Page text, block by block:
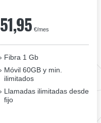
51,95 €/mes
Fibra 1 Gb
Móvil 60GB y min.
ilimitados
Llamadas ilimitadas desde
fijo